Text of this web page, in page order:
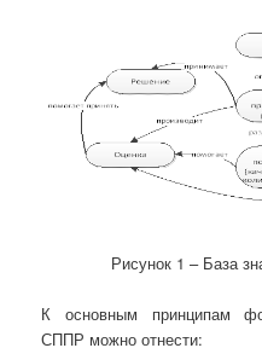
Рисунок 1 – База
К основным принципам
СППР можно отнести: